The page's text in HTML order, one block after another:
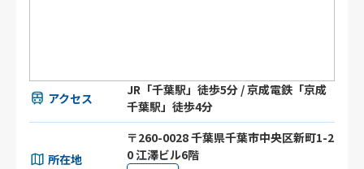
アクセス
JR「千葉駅」徒歩5分 / 京成電鉄「京成
千葉駅」徒歩4分
所在地
〒260-0028 千葉県千葉市中央区新町1-2
0 江澤ビル6階